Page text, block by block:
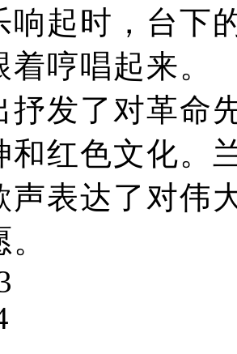
响起时，台下
哼唱起来。
抒发了对革命
和红色文化。
声表达了对伟